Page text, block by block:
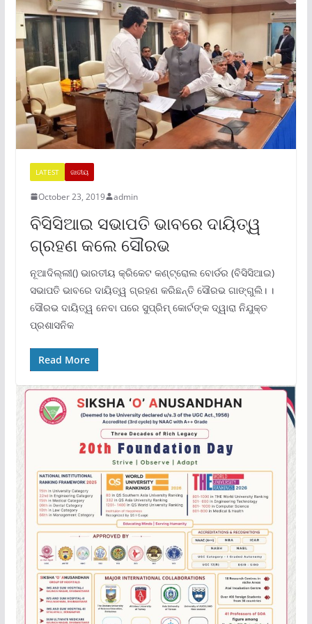
LATEST ଜାତୀୟ
October 23, 2019 admin
ବିସିସିଆଇ ସଭାପତି ଭାବରେ ଦାୟିତ୍ୱ
ଗ୍ରହଣ କଲେ ସୌରଭ
ନୂଆଦିଲ୍ଲୀ() ଭାରତୀୟ କ୍ରିକେଟ କଣ୍ଟ୍ରୋଲ ବୋର୍ଡର (ବିସିସିଆଇ)
ସଭାପତି ଭାବରେ ଦାୟିତ୍ୱ ଗ୍ରହଣ କରିଛନ୍ତି ସୌରଭ ଗାଙ୍ଗୁଲି। ।
ସୌରଭ ଦାୟିତ୍ୱ ନେବା ପରେ ସୁପ୍ରିମ୍ କୋର୍ଟଙ୍କ ଦ୍ୱାରା ନିଯୁକ୍ତ
ପ୍ରଶାସନିକ
Read More